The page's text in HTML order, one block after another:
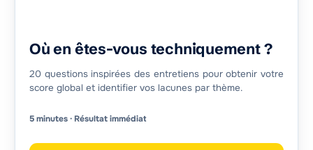
Où en êtes-vous techniquement ?
20 questions inspirées des entretiens pour obtenir votre
score global et identifier vos lacunes par thème.
5 minutes · Résultat immédiat